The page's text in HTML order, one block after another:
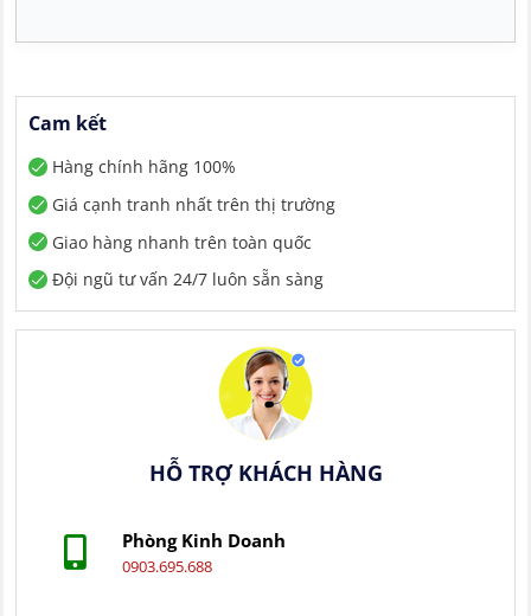
Cam kết
Hàng chính hãng 100%
Giá cạnh tranh nhất trên thị trường
Giao hàng nhanh trên toàn quốc
Đội ngũ tư vấn 24/7 luôn sẵn sàng
HỖ TRỢ KHÁCH HÀNG
Phòng Kinh Doanh
0903.695.688